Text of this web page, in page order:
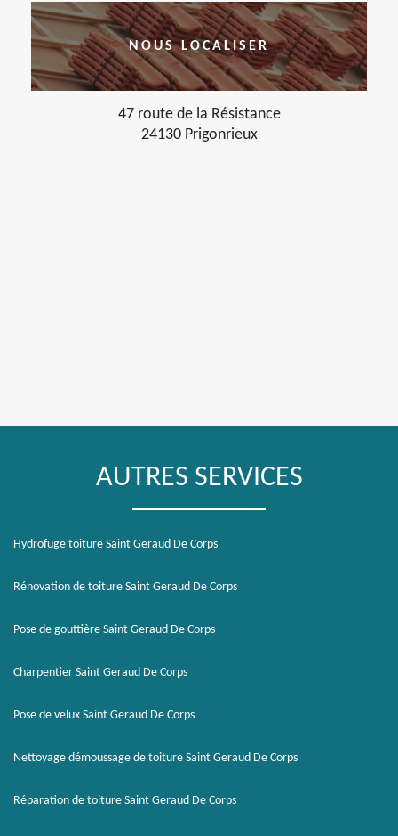
NOUS LOCALISER
47 route de la Résistance
24130 Prigonrieux
AUTRES SERVICES
Hydrofuge toiture Saint Geraud De Corps
Rénovation de toiture Saint Geraud De Corps
Pose de gouttière Saint Geraud De Corps
Charpentier Saint Geraud De Corps
Pose de velux Saint Geraud De Corps
Nettoyage démoussage de toiture Saint Geraud De Corps
Réparation de toiture Saint Geraud De Corps